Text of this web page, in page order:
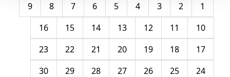
1
2
3
4
5
6
7
8
9
10
11
12
13
14
15
16
17
18
19
20
21
22
23
24
25
26
27
28
29
30